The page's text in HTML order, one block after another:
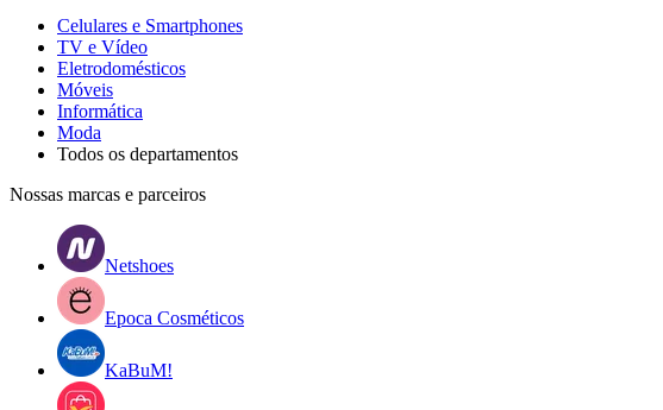
Celulares e Smartphones
TV e Vídeo
Eletrodomésticos
Móveis
Informática
Moda
Todos os departamentos
Nossas marcas e parceiros
Netshoes
Epoca Cosméticos
KaBuM!